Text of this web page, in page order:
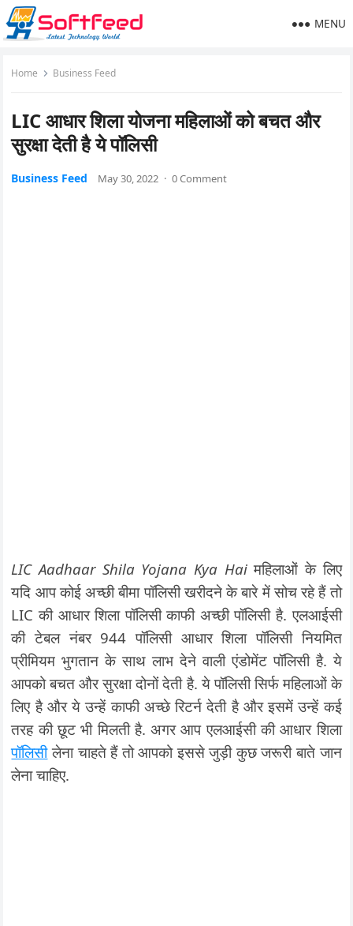
MENU
Home Business Feed
LIC आधार शिला योजना महिलाओं को बचत और
सुरक्षा देती है ये पॉलिसी
Business Feed May 30, 2022 · 0 Comment
LIC Aadhaar Shila Yojana Kya Haiमहिलाओं के लिए
यदि आप कोई अच्छी बीमा पॉलिसी खरीदने के बारे में सोच रहे हैं तो
LIC की आधार शिला पॉलिसी काफी अच्छी पॉलिसी है. एलआईसी
की टेबल नंबर 944 पॉलिसी आधार शिला पॉलिसी नियमित
प्रीमियम भुगतान के साथ लाभ देने वाली एंडोमेंट पॉलिसी है. ये
आपको बचत और सुरक्षा दोनों देती है. ये पॉलिसी सिर्फ महिलाओं के
लिए है और ये उन्हें काफी अच्छे रिटर्न देती है और इसमें उन्हें कई
तरह की छूट भी मिलती है. अगर आप एलआईसी की आधार शिला
पॉलिसीलेना चाहते हैं तो आपको इससे जुड़ी कुछ जरूरी बाते जान
लेना चाहिए.